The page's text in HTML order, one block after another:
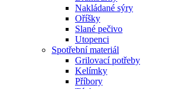
Nakládané sýry
Oříšky
Slané pečivo
Utopenci
Spotřební materiál
Grilovací potřeby
Kelímky
Příbory